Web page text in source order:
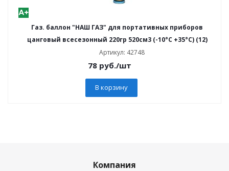
Газ. баллон "НАШ ГАЗ" для портативных приборов
цанговый всесезонный 220гр 520см3 (-10°С +35°С) (12)
Артикул: 42748
78руб./шт
В корзину
Компания